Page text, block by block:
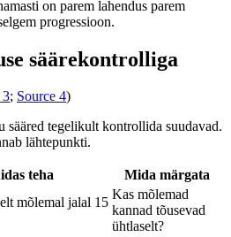
on parem lahendus parem
progressioon.
säärekontrolliga
3; Source 4)
sääred tegelikult kontrollida suudavad.
lähtepunkti.
teha
Mida märgata
mõlemal jalal 15
Kas mõlemad
kannad tõusevad
ühtlaselt?